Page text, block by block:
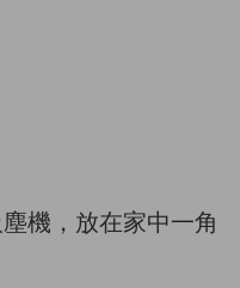
機，放在家中一角